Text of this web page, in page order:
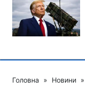
Головна » Новини »